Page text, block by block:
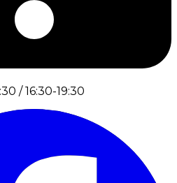
/ 16:30-19:30